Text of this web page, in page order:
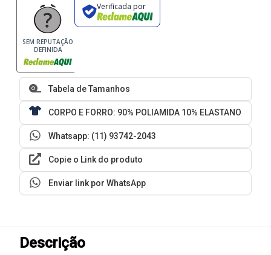
SEM REPUTAÇÃO
DEFINIDA
Verificada por
Tabela de Tamanhos
CORPO E FORRO: 90% POLIAMIDA 10% ELASTANO
Whatsapp: (11) 93742-2043
Copie o Link do produto
Enviar link por WhatsApp
Descrição